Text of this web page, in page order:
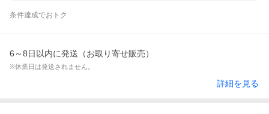
条件達成でおトク
6～8日以内に発送（お取り寄せ販売）
※休業日は発送されません。
詳細を見る